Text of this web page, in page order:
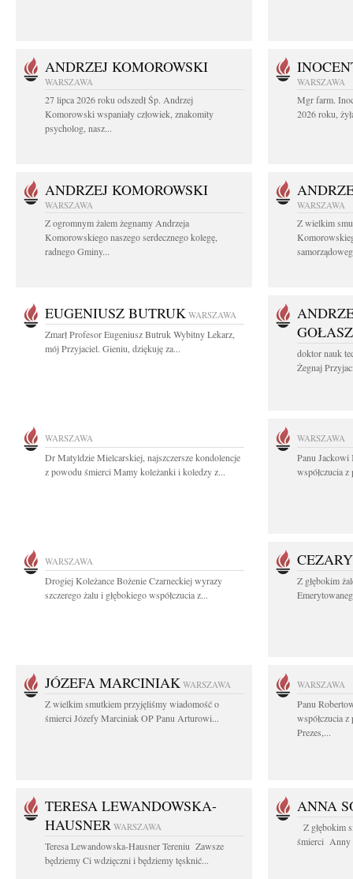
ANDRZEJ KOMOROWSKI
WARSZAWA
27 lipca 2026 roku odszedł Śp. Andrzej
Komorowski wspaniały człowiek, znakomity
psycholog, nasz...
WARSZAWA
Mgr farm.
2026 roku,
ANDRZEJ KOMOROWSKI
WARSZAWA
Z ogromnym żalem żegnamy Andrzeja
Komorowskiego naszego serdecznego kolegę,
radnego Gminy...
WARSZAWA
Z wielkim
EUGENIUSZ BUTRUK WARSZAWA
Zmarł Profesor Eugeniusz Butruk Wybitny Lekarz,
mój Przyjaciel. Gieniu, dziękuję za...
doktor nauk
Żegnaj
WARSZAWA
Dr Matyldzie Mielcarskiej, najszczersze kondolencje
z powodu śmierci Mamy koleżanki i koledzy z...
WARSZAWA
Panu Jackowi
współczucia
WARSZAWA
Drogiej Koleżance Bożenie Czarneckiej wyrazy
szczerego żalu i głębokiego współczucia z...
Z głębokim
JÓZEFA MARCINIAK WARSZAWA
Z wielkim smutkiem przyjęliśmy wiadomość o
śmierci Józefy Marciniak OP Panu Arturowi...
WARSZAWA
Panu
współczucia
Prezes,...
TERESA LEWANDOWSKA-
HAUSNER WARSZAWA
Teresa Lewandowska-Hausner Tereniu Zawsze
będziemy Ci wdzięczni i będziemy tęsknić...
ANNA
Z głębokim
śmierci Anny